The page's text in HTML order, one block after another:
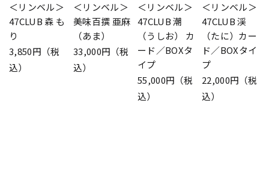
＜リンベル＞
47CLUB 森 も
り
3,850円（税
込）
＜リンベル＞
美味百撰 亜麻
（あま）
33,000円（税
込）
＜リンベル＞
47CLUB 潮
（うしお） カ
ード／BOXタ
イプ
55,000円（税
込）
＜リンベル＞
47CLUB 渓
（たに）カー
ド／BOXタイ
プ
22,000円（税
込）